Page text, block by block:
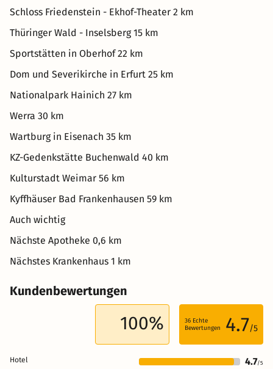
Schloss Friedenstein - Ekhof-Theater 2 km
Thüringer Wald - Inselsberg 15 km
Sportstätten in Oberhof 22 km
Dom und Severikirche in Erfurt 25 km
Nationalpark Hainich 27 km
Werra 30 km
Wartburg in Eisenach 35 km
KZ-Gedenkstätte Buchenwald 40 km
Kulturstadt Weimar 56 km
Kyffhäuser Bad Frankenhausen 59 km
Auch wichtig
Nächste Apotheke 0,6 km
Nächstes Krankenhaus 1 km
Kundenbewertungen
100% 36 Echte
Bewertungen
4.7/5
Hotel 4.7/5